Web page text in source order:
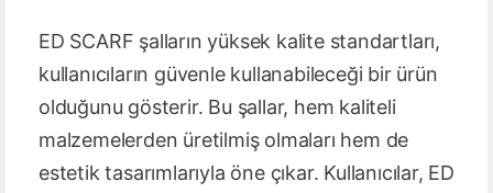
ED SCARF şalların yüksek kalite standartları,
kullanıcıların güvenle kullanabileceği bir ürün
olduğunu gösterir. Bu şallar, hem kaliteli
malzemelerden üretilmiş olmaları hem de
estetik tasarımlarıyla öne çıkar. Kullanıcılar, ED